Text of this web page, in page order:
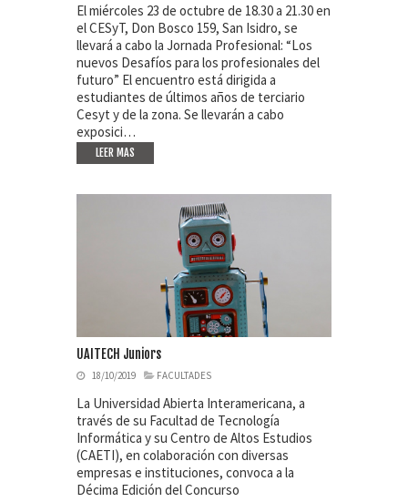
El miércoles 23 de octubre de 18.30 a 21.30 en
el CESyT, Don Bosco 159, San Isidro, se
llevará a cabo la Jornada Profesional: “Los
nuevos Desafíos para los profesionales del
futuro” El encuentro está dirigida a
estudiantes de últimos años de terciario
Cesyt y de la zona. Se llevarán a cabo
exposici…
LEER MAS
UAITECH Juniors
18/10/2019 FACULTADES
La Universidad Abierta Interamericana, a
través de su Facultad de Tecnología
Informática y su Centro de Altos Estudios
(CAETI), en colaboración con diversas
empresas e instituciones, convoca a la
Décima Edición del Concurso